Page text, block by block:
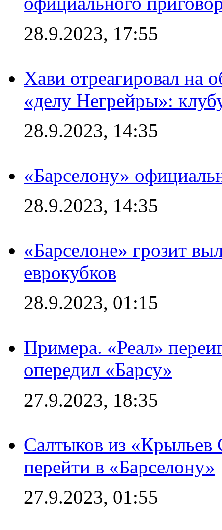
28.9.2023, 17:55
Хави отреагировал на
«делу Негрейры»:
28.9.2023, 14:35
«Барселону»
28.9.2023, 14:35
«Барселоне» грозит
еврокубков
28.9.2023, 01:15
Примера. «Реал»
опередил «Барсу»
27.9.2023, 18:35
Салтыков из «Крыльев
перейти в «Барселону»
27.9.2023, 01:55